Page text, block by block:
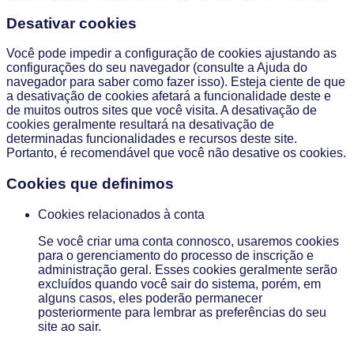
Desativar cookies
Você pode impedir a configuração de cookies ajustando as
configurações do seu navegador (consulte a Ajuda do
navegador para saber como fazer isso). Esteja ciente de que
a desativação de cookies afetará a funcionalidade deste e
de muitos outros sites que você visita. A desativação de
cookies geralmente resultará na desativação de
determinadas funcionalidades e recursos deste site.
Portanto, é recomendável que você não desative os cookies.
Cookies que definimos
Cookies relacionados à conta
Se você criar uma conta connosco, usaremos cookies
para o gerenciamento do processo de inscrição e
administração geral. Esses cookies geralmente serão
excluídos quando você sair do sistema, porém, em
alguns casos, eles poderão permanecer
posteriormente para lembrar as preferências do seu
site ao sair.